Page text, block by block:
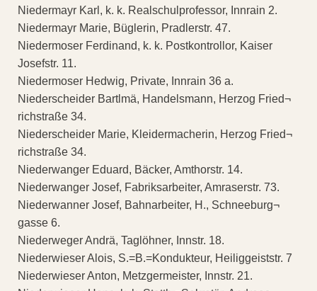
Niedermayr Karl, k. k. Realschulprofessor, Innrain 2.
Niedermayr Marie, Büglerin, Pradlerstr. 47.
Niedermoser Ferdinand, k. k. Postkontrollor, Kaiser
Josefstr. 11.
Niedermoser Hedwig, Private, Innrain 36 a.
Niederscheider Bartlmä, Handelsmann, Herzog Fried¬
richstraße 34.
Niederscheider Marie, Kleidermacherin, Herzog Fried¬
richstraße 34.
Niederwanger Eduard, Bäcker, Amthorstr. 14.
Niederwanger Josef, Fabriksarbeiter, Amraserstr. 73.
Niederwanner Josef, Bahnarbeiter, H., Schneeburg¬
gasse 6.
Niederweger Andrä, Taglöhner, Innstr. 18.
Niederwieser Alois, S.=B.=Kondukteur, Heiliggeiststr. 7
Niederwieser Anton, Metzgermeister, Innstr. 21.